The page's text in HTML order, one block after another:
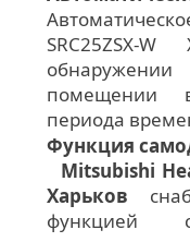
SRC25ZSX-
помещении
периода
Функция
Mitsubishi
Харьков
функцией